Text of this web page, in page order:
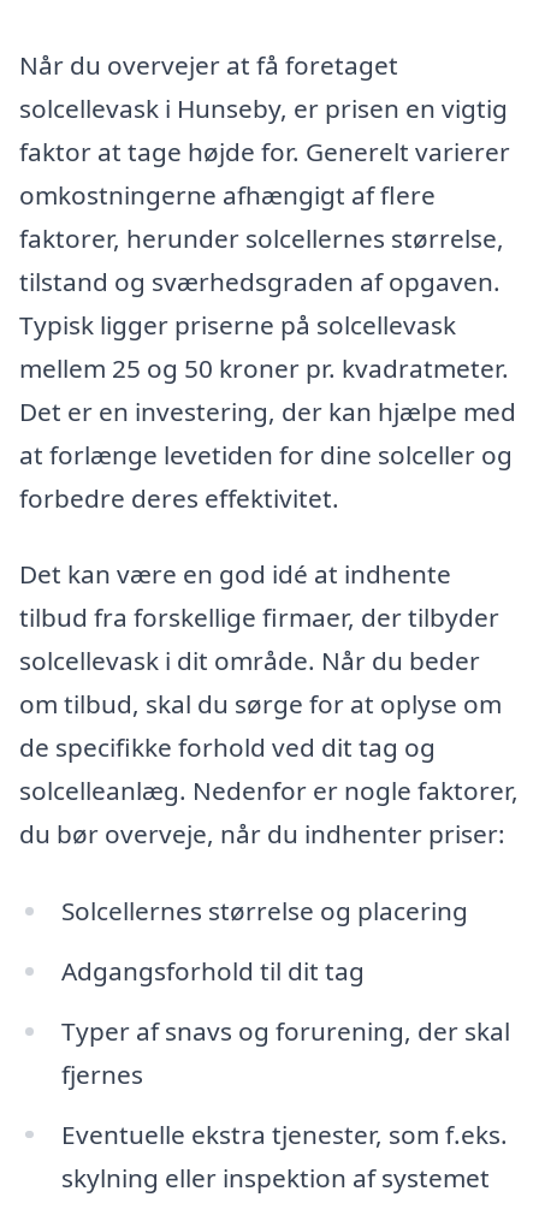
Når du overvejer at få foretaget
solcellevask i Hunseby, er prisen en vigtig
faktor at tage højde for. Generelt varierer
omkostningerne afhængigt af flere
faktorer, herunder solcellernes størrelse,
tilstand og sværhedsgraden af opgaven.
Typisk ligger priserne på solcellevask
mellem 25 og 50 kroner pr. kvadratmeter.
Det er en investering, der kan hjælpe med
at forlænge levetiden for dine solceller og
forbedre deres effektivitet.
Det kan være en god idé at indhente
tilbud fra forskellige firmaer, der tilbyder
solcellevask i dit område. Når du beder
om tilbud, skal du sørge for at oplyse om
de specifikke forhold ved dit tag og
solcelleanlæg. Nedenfor er nogle faktorer,
du bør overveje, når du indhenter priser:
Solcellernes størrelse og placering
Adgangsforhold til dit tag
Typer af snavs og forurening, der skal
fjernes
Eventuelle ekstra tjenester, som f.eks.
skylning eller inspektion af systemet